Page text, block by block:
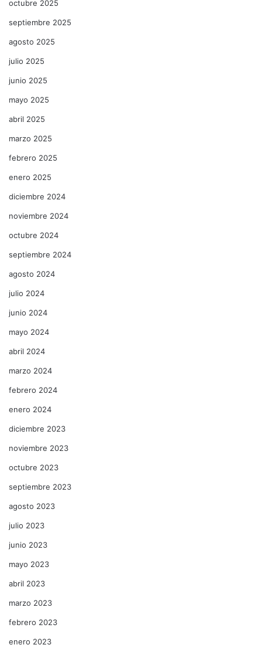
octubre 2025
septiembre 2025
agosto 2025
julio 2025
junio 2025
mayo 2025
abril 2025
marzo 2025
febrero 2025
enero 2025
diciembre 2024
noviembre 2024
octubre 2024
septiembre 2024
agosto 2024
julio 2024
junio 2024
mayo 2024
abril 2024
marzo 2024
febrero 2024
enero 2024
diciembre 2023
noviembre 2023
octubre 2023
septiembre 2023
agosto 2023
julio 2023
junio 2023
mayo 2023
abril 2023
marzo 2023
febrero 2023
enero 2023